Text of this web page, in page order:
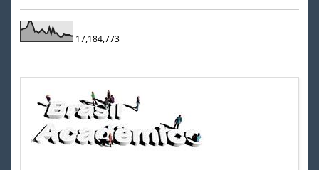
17,184,773